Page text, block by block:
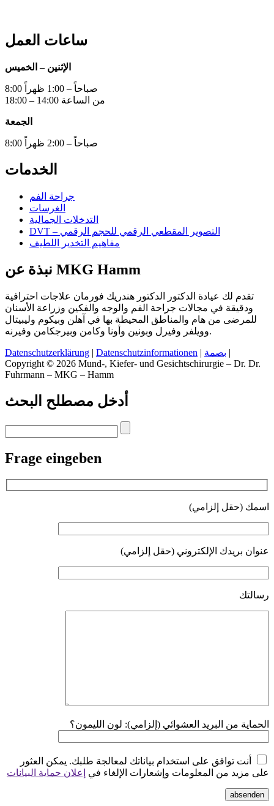
ساعات العمل
الإثنين – الخميس
8:00 صباحاً – 1:00 ظهراً
من الساعة 14:00 – 18:00
الجمعة
8:00 صباحاً – 2:00 ظهراً
الخدمات
جراحة الفم
الغرسات
التدخلات الجمالية
DVT – التصوير المقطعي الرقمي للحجم الرقمي
مفاهيم التخدير اللطيف
نبذة عن MKG Hamm
تقدم لك عيادة الدكتور الدكتور هندريك فورمان علاجات احترافية
ودقيقة في مجالات جراحة الفم والوجه والفكين وزراعة الأسنان
للمرضى من هام والمناطق المحيطة بها في آهلن وبيكوم وليبيتال
وويلفر وفيرل وبونين وأونا وكامن وبيرجكامن وفيرنه.
Datenschutzerklärung | Datenschutzinformationen | بصمة |
Copyright © 2026 Mund-, Kiefer- und Gesichtschirurgie – Dr. Dr.
Fuhrmann – MKG – Hamm
أدخل مصطلح البحث
Frage eingeben
اسمك (حقل إلزامي)
عنوان بريدك الإلكتروني (حقل إلزامي)
رسالتك
الحماية من البريد العشوائي (إلزامي): لون الليمون؟
أنت توافق على استخدام بياناتك لمعالجة طلبك. يمكن العثور
على مزيد من المعلومات وإشعارات الإلغاء في
إعلان حماية البيانات
absenden